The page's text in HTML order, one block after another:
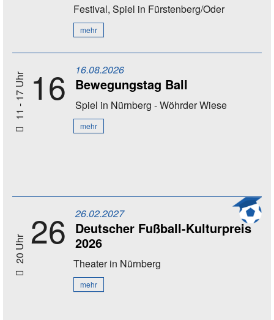
Festival, Spiel in Fürstenberg/Oder
mehr
11 - 17 Uhr 16 16.08.2026
Bewegungstag Ball
Spiel in Nürnberg - Wöhrder Wiese
mehr
20 Uhr 26 26.02.2027
Deutscher Fußball-Kulturpreis
2026
Theaterin Nürnberg
mehr